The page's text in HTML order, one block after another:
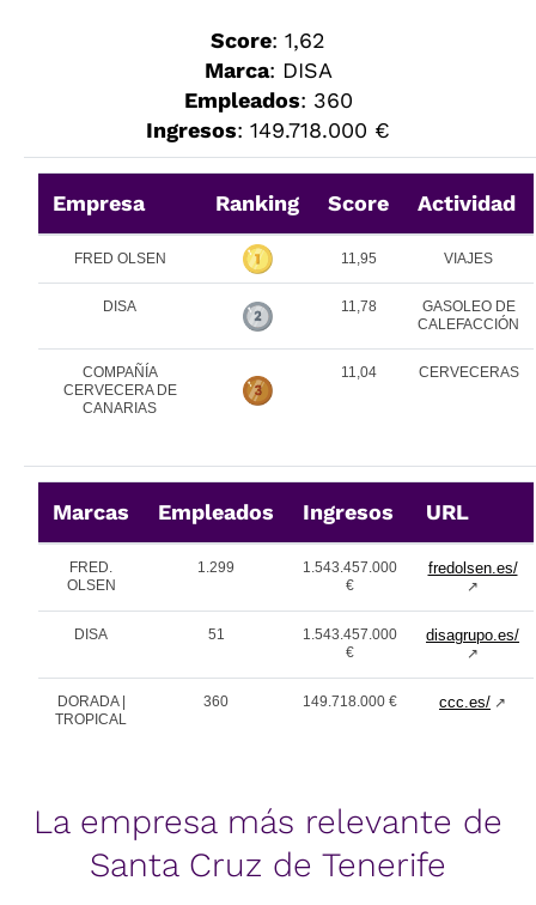
Score: 1,62
Marca: DISA
Empleados: 360
Ingresos: 149.718.000 €
Empresa Ranking Score Actividad
FRED OLSEN 11,95 VIAJES
DISA 11,78
GASOLEO DE
CALEFACCIÓN
COMPAÑÍA
CERVECERA DE
CANARIAS
11,04 CERVECERAS
Marcas Empleados Ingresos URL
FRED.
OLSEN
1.299
1.543.457.000
€
fredolsen.es/
↗
DISA 51
1.543.457.000
€
disagrupo.es/
↗
DORADA |
TROPICAL
360 149.718.000 € ccc.es/ ↗
La empresa más relevante de
Santa Cruz de Tenerife